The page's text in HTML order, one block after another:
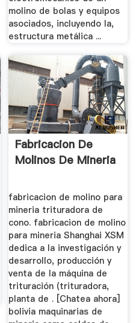
molino de bolas y equipos
asociados, incluyendo la,
estructura metálica ...
Fabricacion De
Molinos De Mineria
fabricacion de molino para
mineria trituradora de
cono. fabricacion de molino
para mineria Shanghai XSM
dedica a la investigación y
desarrollo, producción y
venta de la máquina de
trituración (trituradora,
planta de . [Chatea ahora]
bolivia maquinarias de